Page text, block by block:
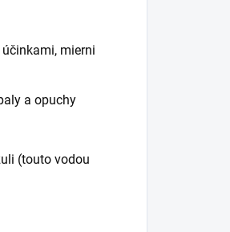
mierni
a opuchy
(touto vodou